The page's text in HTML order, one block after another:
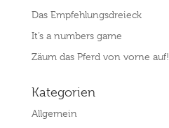
Das Empfehlungsdreieck
It’s a numbers game
Zäum das Pferd von vorne auf!
Kategorien
Allgemein